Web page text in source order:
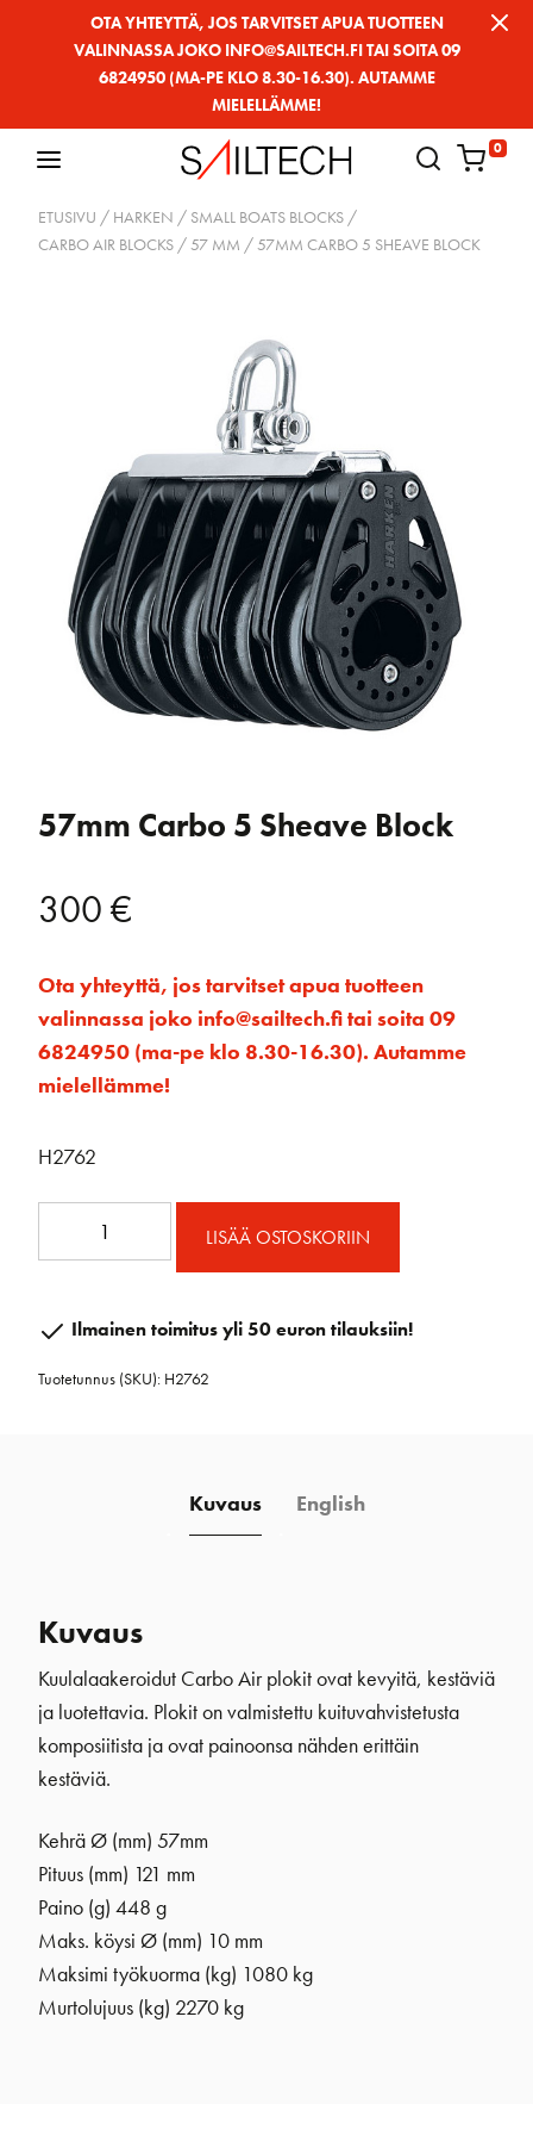
OTA YHTEYTTÄ, JOS TARVITSET APUA TUOTTEEN
VALINNASSA JOKO INFO@SAILTECH.FI TAI SOITA 09
6824950 (MA-PE KLO 8.30-16.30). AUTAMME
MIELELLÄMME!
0
ETUSIVU / HARKEN / SMALL BOATS BLOCKS /
CARBO AIR BLOCKS /57 MM / 57MM CARBO 5 SHEAVE BLOCK
57mm Carbo 5 Sheave Block
300€
Ota yhteyttä, jos tarvitset apua tuotteen
valinnassa joko info@sailtech.fi tai soita 09
6824950 (ma-pe klo 8.30-16.30). Autamme
mielellämme!
H2762
Sheave
määrä
LISÄÄ OSTOSKORIIN
Ilmainen toimitus yli 50 euron tilauksiin!
Tuotetunnus (SKU): H2762
Kuvaus English
Kuvaus
Kuulalaakeroidut Carbo Air plokit ovat kevyitä, kestäviä
ja luotettavia. Plokit on valmistettu kuituvahvistetusta
komposiitista ja ovat painoonsa nähden erittäin
kestäviä.
Kehrä Ø (mm) 57mm
Pituus (mm) 121 mm
Paino (g) 448 g
Maks. köysi Ø (mm) 10 mm
Maksimi työkuorma (kg) 1080 kg
Murtolujuus (kg) 2270 kg